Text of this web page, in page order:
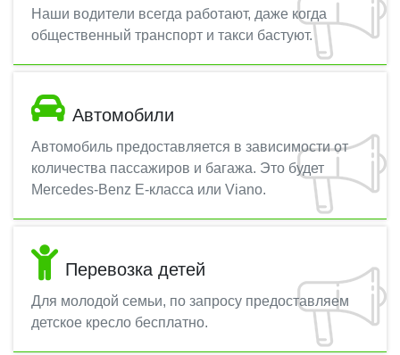
Наши водители всегда работают, даже когда
общественный транспорт и такси бастуют.
Автомобили
Автомобиль предоставляется в зависимости от
количества пассажиров и багажа. Это будет
Mercedes-Benz E-класса или Viano.
Перевозка детей
Для молодой семьи, по запросу предоставляем
детское кресло бесплатно.